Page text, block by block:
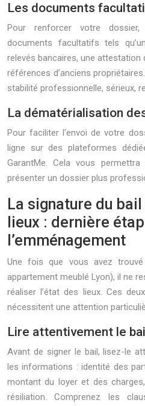
Les documents
Pour renforcer votre
documents facultatifs tels
relevés bancaires, une attestation
références d’anciens
stabilité professionnelle, sérieux,
La dématérialisation
Pour faciliter l’envoi de votre
ligne sur des plateformes
GarantMe. Cela vous
présenter un dossier plus
La signature du
lieux : dernière
l’emménagement
Une fois que vous avez
appartement meublé Lyon), il ne
réaliser l’état des lieux. Ces
nécessitent une attention
Lire attentivement le
Avant de signer le bail, lisez-le
les informations : identité des
montant du loyer et des
résiliation. Comprenez les